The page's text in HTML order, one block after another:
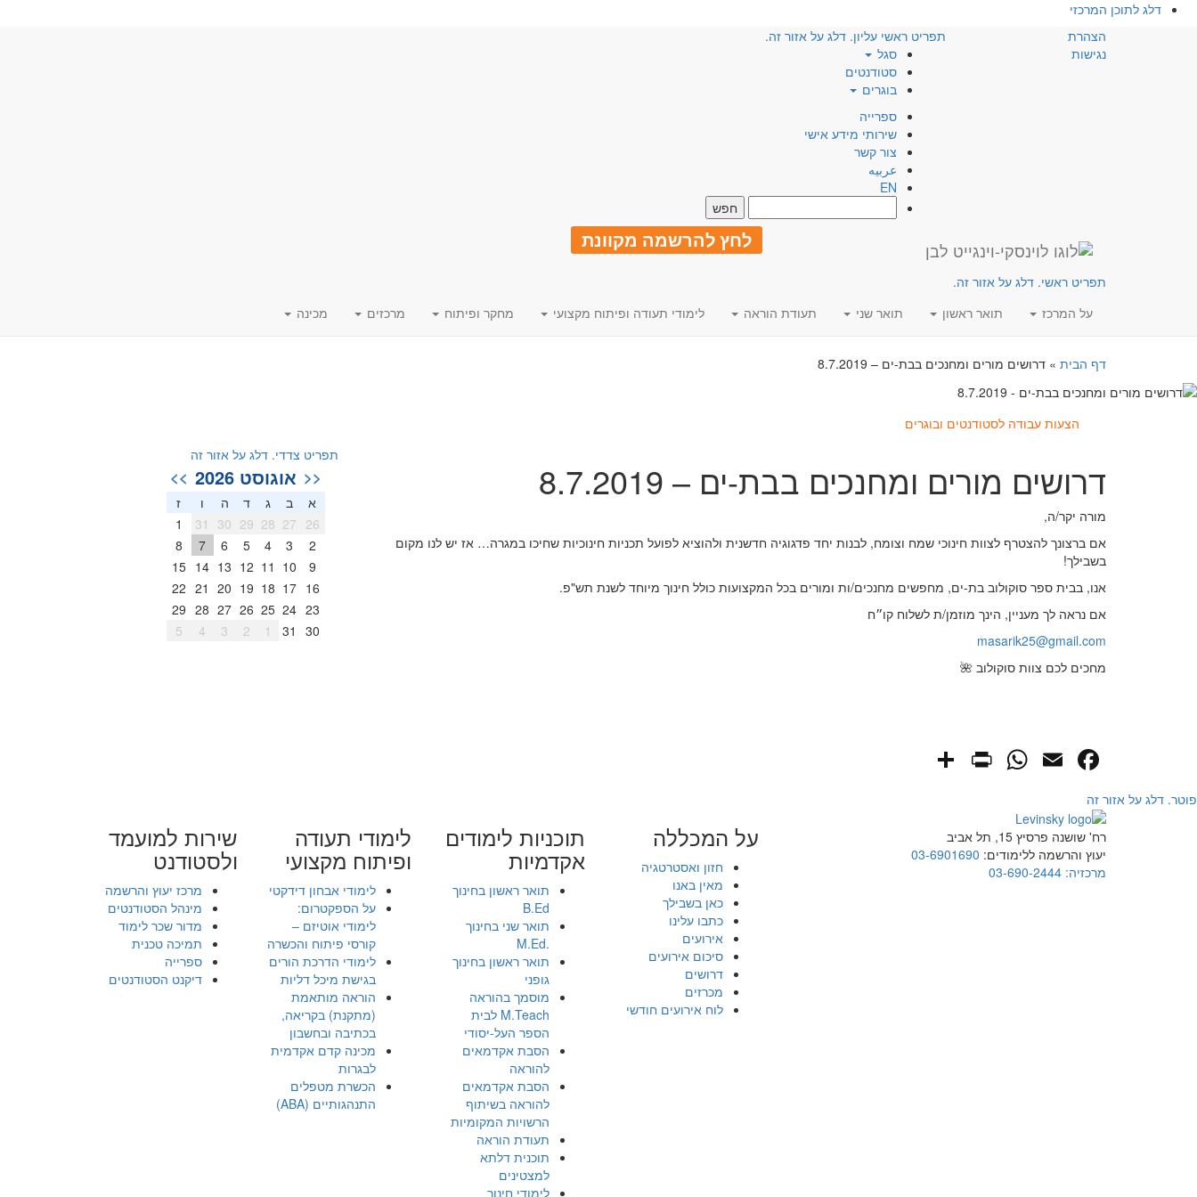
דלג לתוכן המרכזי
הצהרת
נגישות
תפריט ראשי עליון. דלג על אזור זה.
סגל
סטודנטים
בוגרים
ספרייה
שירותי מידע אישי
צור קשר
عربيه
EN
לחץ להרשמה מקוונת
תפריט ראשי. דלג על אזור זה.
על המרכז
תואר ראשון תואר שני תעודת הוראה לימודי תעודה ופיתוח מקצועי מחקר ופיתוח מרכזים מכינה
דף הבית » דרושים מורים ומחנכים בבת-ים – 8.7.2019
הצעות עבודה לסטודנטים ובוגרים
דרושים מורים ומחנכים בבת-ים – 8.7.2019
מורה יקר/ה,
אם ברצונך להצטרף לצוות חינוכי שמח וצומח, לבנות יחד פדגוגיה חדשנית ולהוציא לפועל תכניות חינוכיות שחיכו במגרה… אז יש לנו מקום
בשבילך!
אנו, בבית ספר סוקולוב בת-ים, מחפשים מחנכים/ות ומורים בכל המקצועות כולל חינוך מיוחד לשנת תש"פ.
אם נראה לך מעניין, הינך מוזמן/ת לשלוח קו״ח
masarik25@gmail.com
מחכים לכם צוות סוקולוב 🌺
Facebook
Email
WhatsApp
PrintFriendly
תפריט צדדי. דלג על אזור זה
<< אוגוסט 2026 >>
א ב ג ד ה ו
ז
26
27
28
29
30
31
1
2
3
4
5
6
7
8
9
10
11
12
13
14
15
16
17
18
19
20
21
22
23
24
25
26
27
28
29
30
31
1
2
3
4
5
פוטר. דלג על אזור זה
רח' שושנה פרסיץ 15, תל אביב
יעוץ והרשמה ללימודים: 03-6901690
מרכזיה: 03-690-2444
על המכללה
חזון ואסטרטגיה
מאין באנו
כאן בשבילך
כתבו עלינו
אירועים
סיכום אירועים
דרושים
מכרזים
לוח אירועים חודשי
תוכניות לימודים
אקדמיות
תואר ראשון בחינוך
B.Ed
תואר שני בחינוך
.M.Ed
תואר ראשון בחינוך
גופני
מוסמך בהוראה
M.Teach לבית
הספר העל-יסודי
הסבת אקדמאים
להוראה
הסבת אקדמאים
להוראה בשיתוף
הרשויות המקומיות
תעודת הוראה
תוכנית דלתא
למצטינים
לימודי חינוך
לימודי תעודה
ופיתוח מקצועי
לימודי אבחון דידקטי
על הספקטרום:
לימודי אוטיזם –
קורסי פיתוח והכשרה
לימודי הדרכת הורים
בגישת מיכל דליות
הוראה מותאמת
(מתקנת) בקריאה,
בכתיבה ובחשבון
מכינה קדם אקדמית
לבגרות
הכשרת מטפלים
התנהגותיים (ABA)
שירות למועמד
ולסטודנט
מרכז יעוץ והרשמה
מינהל הסטודנטים
מדור שכר לימוד
תמיכה טכנית
ספרייה
דיקנט הסטודנטים